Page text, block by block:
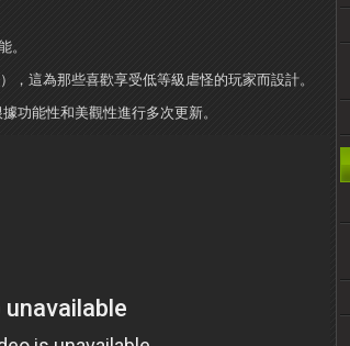
。
，這為那些喜歡享受低等級虐怪的玩家而設計。
功能性和美觀性進行多次更新。